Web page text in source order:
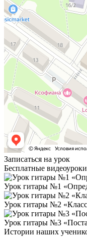
Записаться на урок
Бесплатные видеоуроки
Урок гитары №1
Урок гитары №2
Урок гитары №3
Истории наших